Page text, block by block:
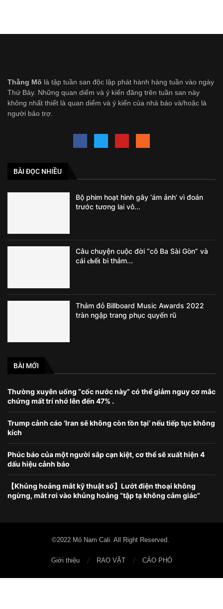
Thằng Mõ là tập tuần san độc lập phát hành hàng tuần vào ngày
Thứ Bảy. Những quan diểm và ý kiến đăng trên tuần san này
không nhất thiết là quan diểm và ý kiến của nhà báo và/hoặc là
người bảo trợ.
BÀI ĐỌC NHIỀU
Bộ phim hoạt hình gây ‘ám ảnh’ vì đoán
trước tương lai vô...
Câu chuyện cuộc đời “cô Ba Sài Gòn” và
cái 𝐜𝐡ế𝐭 bi thảm...
Thảm đỏ Billboard Music Awards 2022
tràn ngập trang phục quyến rũ
BÀI MỚI
Thường xuyên uống “cốc nước này” có thể giảm nguy cơ mắc
chứng mất trí nhớ lên đến 47% .
Trump cảnh cáo ‘Iran sẽ không còn tồn tại’ nếu tiếp tục không
kích
Phúc báo của một người sắp cạn kiệt, cơ thể sẽ xuất hiện 4
dấu hiệu cảnh báo
【Khủng hoảng mắt kỹ thuật số】Lướt điện thoại không
ngừng, mắt rơi vào khủng hoảng “tập tạ không cảm giác”
©2022 Mỏ Nam Cali. All Right Reserved.
Giới thiệu RAO VẶT CÁO PHÓ